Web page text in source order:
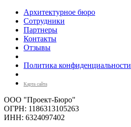
Архитектурное бюро
Сотрудники
Партнеры
Контакты
Отзывы
Политика конфиденциальности
Карта сайта
ООО "Проект-Бюро"
ОГРН: 1186313105263
ИНН: 6324097402